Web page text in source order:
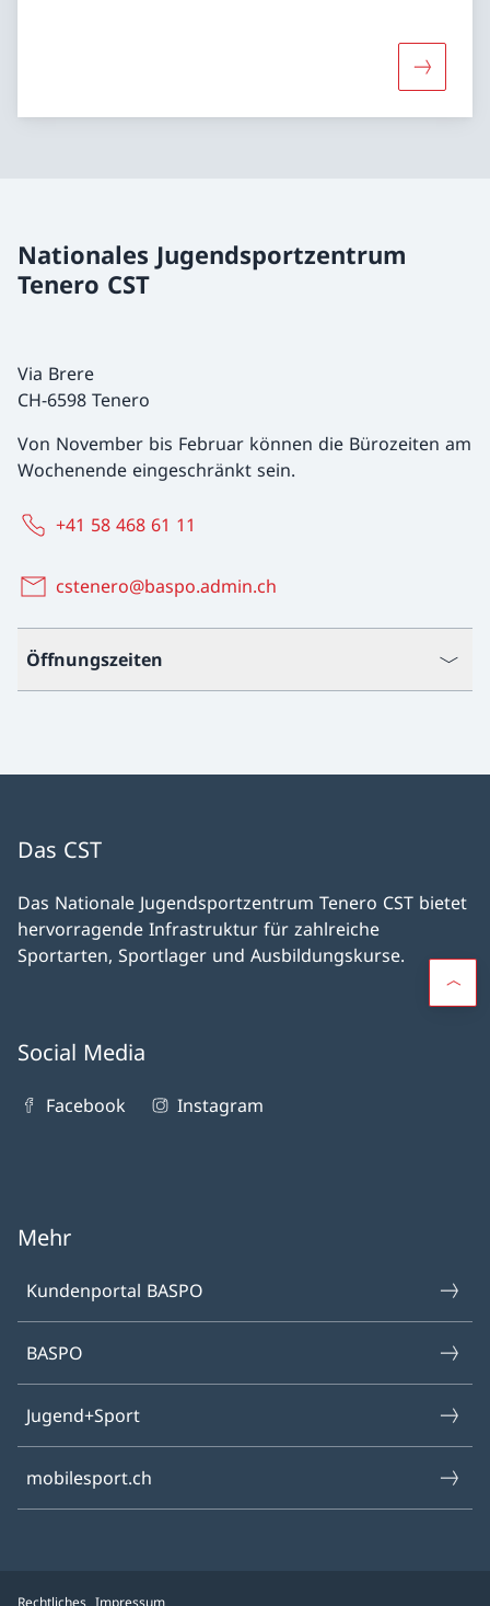
Mehr
Nationales Jugendsportzentrum
Tenero CST
Via Brere
CH-6598 Tenero
Von November bis Februar können die Bürozeiten am
Wochenende eingeschränkt sein.
+41 58 468 61 11
cstenero@baspo.admin.ch
Öffnungszeiten
Das CST
Das Nationale Jugendsportzentrum Tenero CST bietet
hervorragende Infrastruktur für zahlreiche
Sportarten, Sportlager und Ausbildungskurse.
Social Media
Facebook Instagram
Mehr
Kundenportal BASPO
BASPO
Jugend+Sport
mobilesport.ch
Rechtliches Impressum